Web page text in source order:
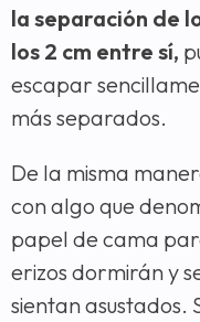
la separación de
los 2 cm entre sí,
escapar
más separados.
De la misma
con algo que
papel de cama
erizos dormirán y
sientan asustados.